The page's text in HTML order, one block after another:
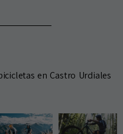
en Castro Urdiales